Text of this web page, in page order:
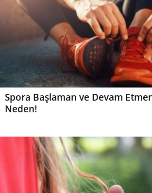
Spora Başlaman ve Devam
Neden!